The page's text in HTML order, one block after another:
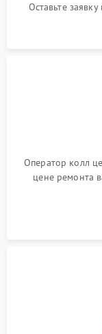
Оставьте
Оператор колл
цене ремонта